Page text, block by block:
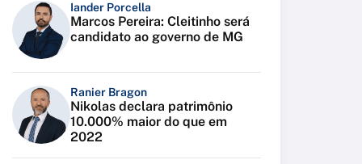
Iander Porcella
Marcos Pereira: Cleitinho será
candidato ao governo de MG
Ranier Bragon
Nikolas declara patrimônio
10.000% maior do que em
2022